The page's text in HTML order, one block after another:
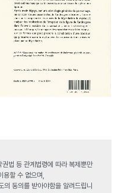
법 등 관계법령에 따라 복제뿐만
할 수 없으며,
의 동의를 받아야함을 알려드립니